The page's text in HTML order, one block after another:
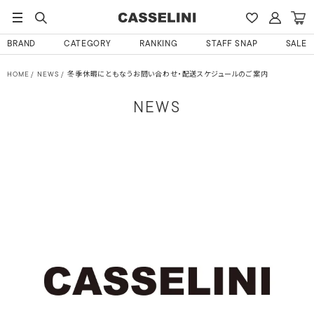
BRAND CATEGORY RANKING STAFF SNAP SALE
HOME NEWS 冬季休暇にともなうお問い合わせ・配送スケジュールのご案内
NEWS